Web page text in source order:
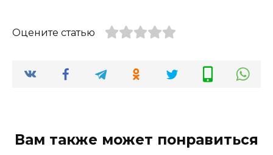
Оцените статью
Вам также может понравиться